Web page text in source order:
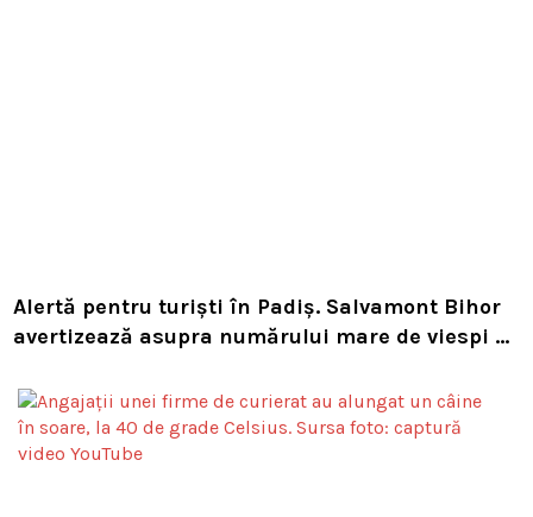
Alertă pentru turiști în Padiș. Salvamont Bihor
avertizează asupra numărului mare de viespi de